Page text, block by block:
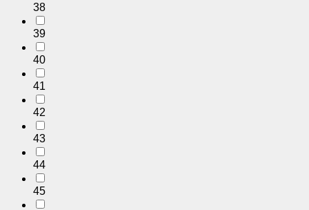
38
39
40
41
42
43
44
45